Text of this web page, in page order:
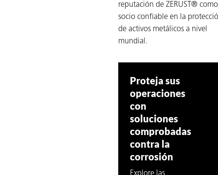
reputación de ZERUST®
socio confiable en la
de activos metálicos a nivel
mundial.
Proteja sus
operaciones
con
soluciones
comprobadas
contra la
corrosión